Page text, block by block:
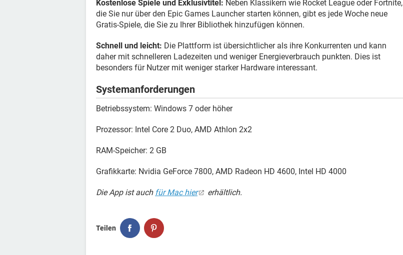
Kostenlose Spiele und Exklusivtitel: Neben Klassikern wie Rocket League oder Fortnite,
die Sie nur über den Epic Games Launcher starten können, gibt es jede Woche neue
Gratis-Spiele, die Sie zu Ihrer Bibliothek hinzufügen können.
Schnell und leicht: Die Plattform ist übersichtlicher als ihre Konkurrenten und kann
daher mit schnelleren Ladezeiten und weniger Energieverbrauch punkten. Dies ist
besonders für Nutzer mit weniger starker Hardware interessant.
Systemanforderungen
Betriebssystem: Windows 7 oder höher
Prozessor: Intel Core 2 Duo, AMD Athlon 2x2
RAM-Speicher: 2 GB
Grafikkarte: Nvidia GeForce 7800, AMD Radeon HD 4600, Intel HD 4000
Die App ist auch für Mac hier erhältlich.
Teilen